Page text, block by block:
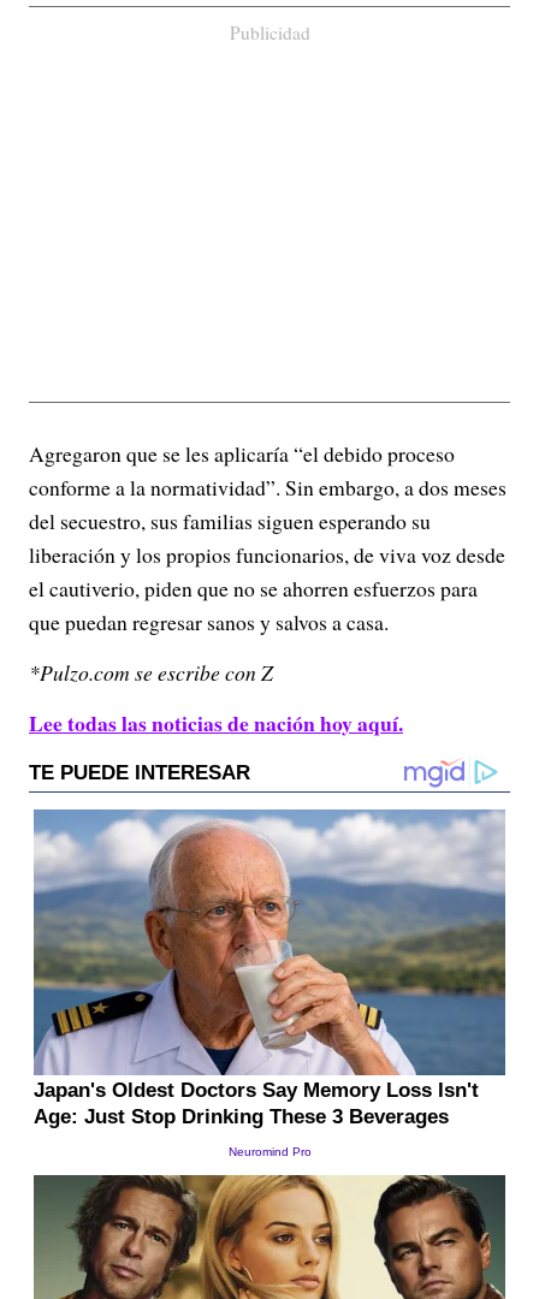
Publicidad
Agregaron que se les aplicaría “el debido proceso
conforme a la normatividad”. Sin embargo, a dos meses
del secuestro, sus familias siguen esperando su
liberación y los propios funcionarios, de viva voz desde
el cautiverio, piden que no se ahorren esfuerzos para
que puedan regresar sanos y salvos a casa.
*Pulzo.com se escribe con Z
Lee todas las noticias de nación hoy aquí.